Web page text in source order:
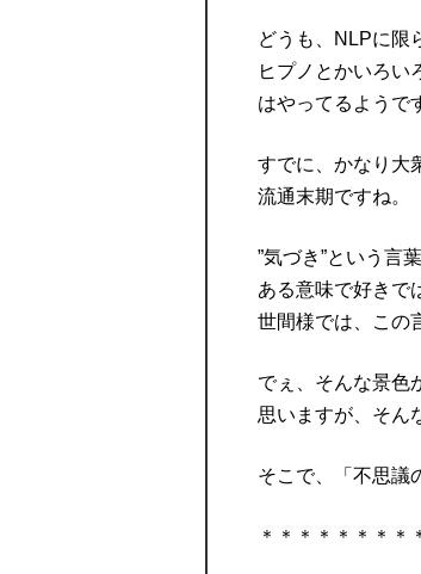
どうも、NLPに限
ヒプノとかいろい
はやってるようで
すでに、かなり大
流通末期ですね。
”気づき”という言
ある意味で好きで
世間様では、この
でぇ、そんな景色
思いますが、そん
そこで、「不思議
＊＊＊＊＊＊＊＊